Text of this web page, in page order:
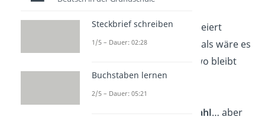
„Ein echter Freund feiert
deinen Geburtstag, als wäre es
sein eigener. Also, wo bleibt
meinKuchen
Zahl… aber
Steckbrief schreiben
1/5 – Dauer: 02:28
Buchstaben lernen
2/5 – Dauer: 05:21